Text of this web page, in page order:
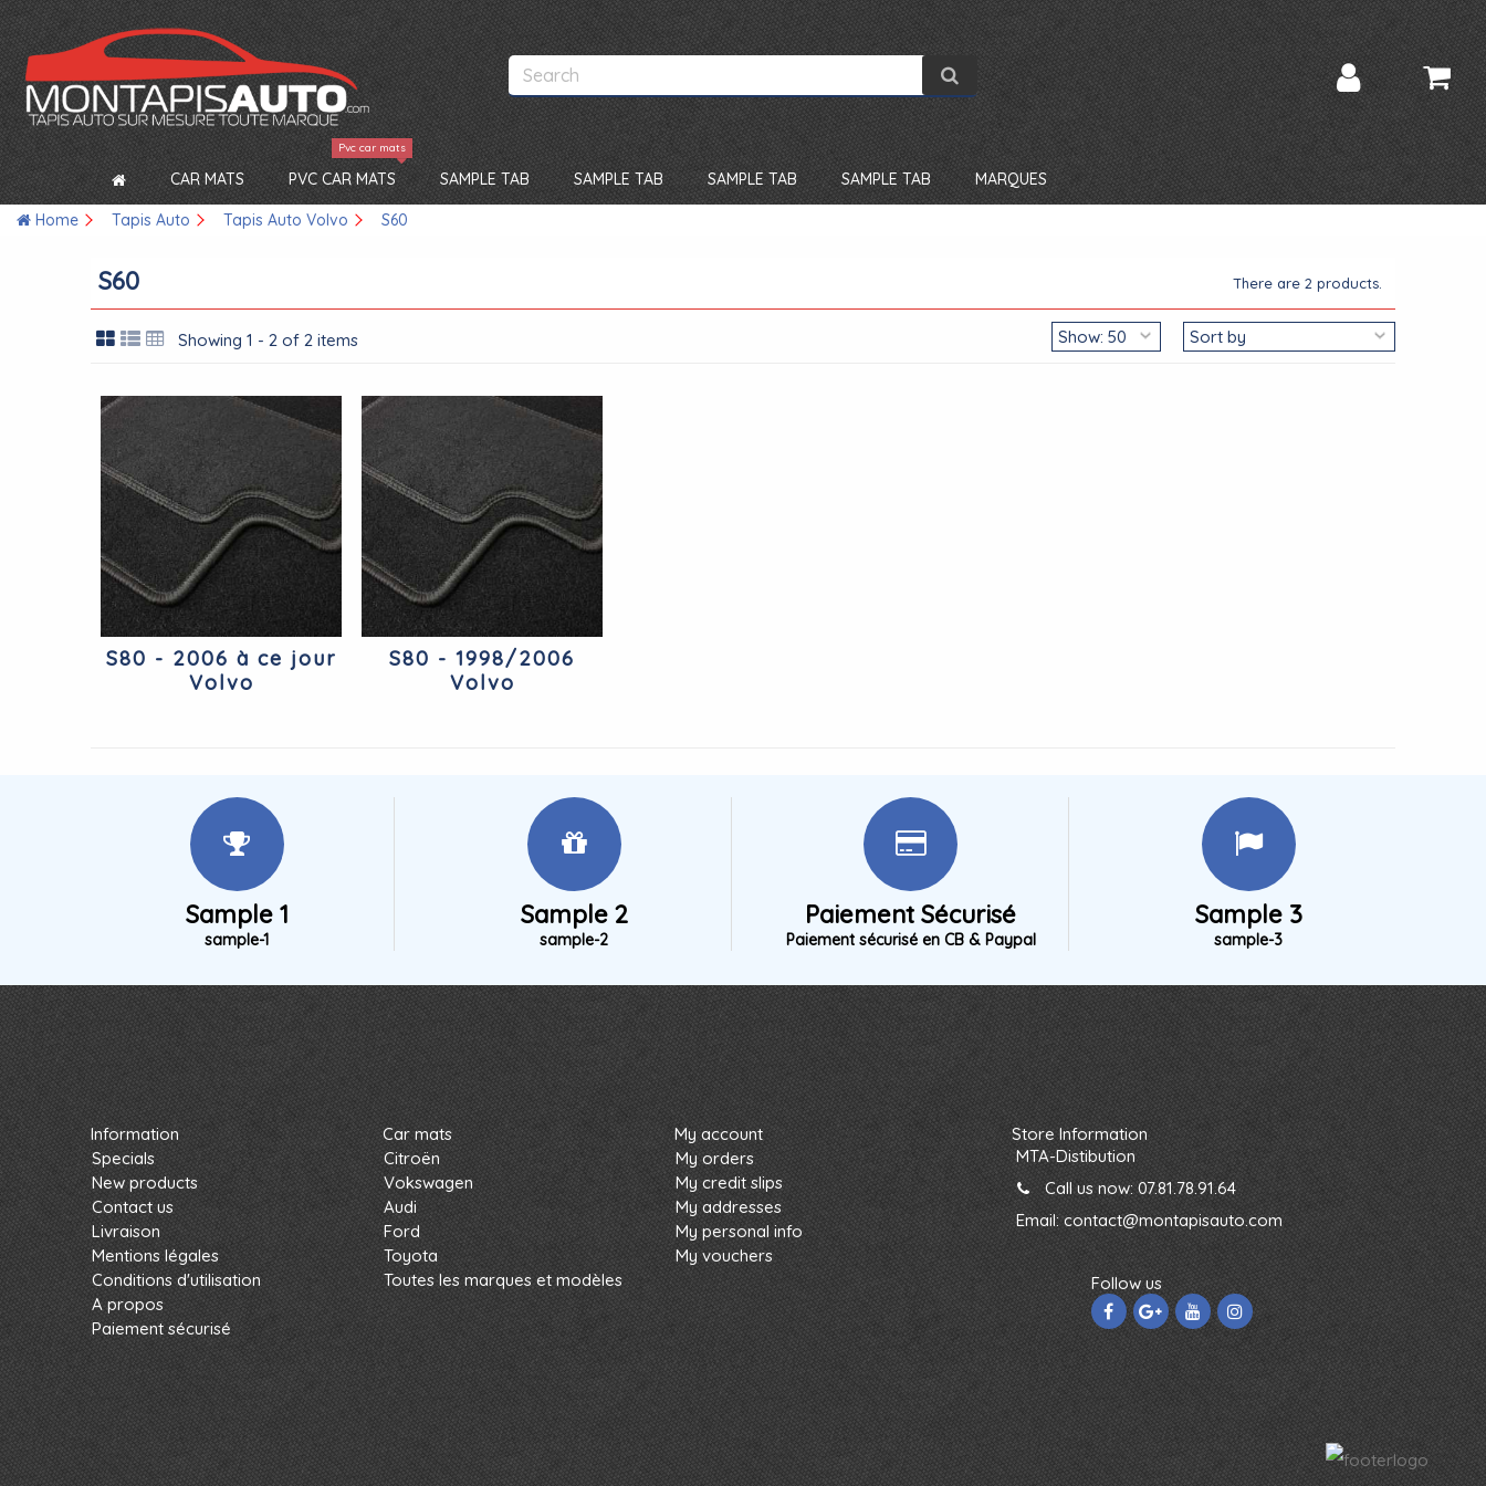
CAR MATS PVC CAR MATS
Pvc car mats
SAMPLE TAB SAMPLE TAB SAMPLE TAB SAMPLE TAB MARQUES
Home Tapis Auto Tapis Auto Volvo S60
S60 There are 2 products.
Showing 1 - 2 of 2 items
S80 - 2006 à ce jour
Volvo
S80 - 1998/2006
Volvo
Sample 1
sample-1
Sample 2
sample-2
Paiement Sécurisé
Paiement sécurisé en CB & Paypal
Sample 3
sample-3
Information
Specials
New products
Contact us
Livraison
Mentions légales
Conditions d'utilisation
A propos
Paiement sécurisé
Car mats
Citroën
Vokswagen
Audi
Ford
Toyota
Toutes les marques et modèles
My account
My orders
My credit slips
My addresses
My personal info
My vouchers
Store Information
MTA-Distibution
Call us now:07.81.78.91.64
Email:contact@montapisauto.com
Follow us